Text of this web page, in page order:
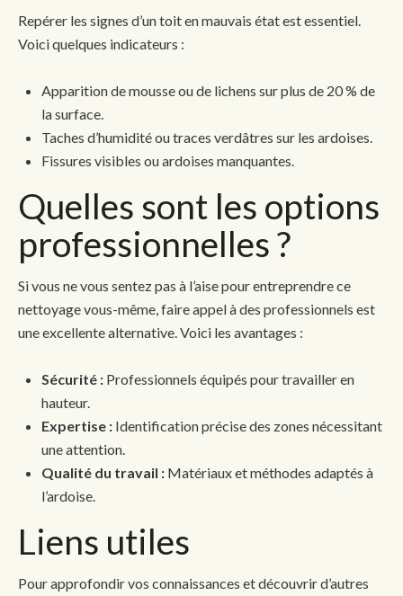
Repérer les signes d’un toit en mauvais état est essentiel.
Voici quelques indicateurs :
Apparition de mousse ou de lichens sur plus de 20 % de
la surface.
Taches d’humidité ou traces verdâtres sur les ardoises.
Fissures visibles ou ardoises manquantes.
Quelles sont les options
professionnelles ?
Si vous ne vous sentez pas à l’aise pour entreprendre ce
nettoyage vous-même, faire appel à des professionnels est
une excellente alternative. Voici les avantages :
Sécurité : Professionnels équipés pour travailler en
hauteur.
Expertise : Identification précise des zones nécessitant
une attention.
Qualité du travail : Matériaux et méthodes adaptés à
l’ardoise.
Liens utiles
Pour approfondir vos connaissances et découvrir d’autres